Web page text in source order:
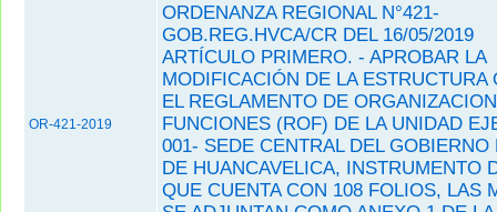
OR-421-2019
ORDENANZA REGIONAL N°421-
GOB.REG.HVCA/CR DEL 16/05/2019
ARTÍCULO PRIMERO. - APROBAR LA
MODIFICACIÓN DE LA ESTRUCTURA
EL REGLAMENTO DE
FUNCIONES (ROF) DE LA UNIDAD
001- SEDE CENTRAL DEL GOBIERNO
DE HUANCAVELICA, INSTRUMENTO
QUE CUENTA CON 108 FOLIOS, LAS